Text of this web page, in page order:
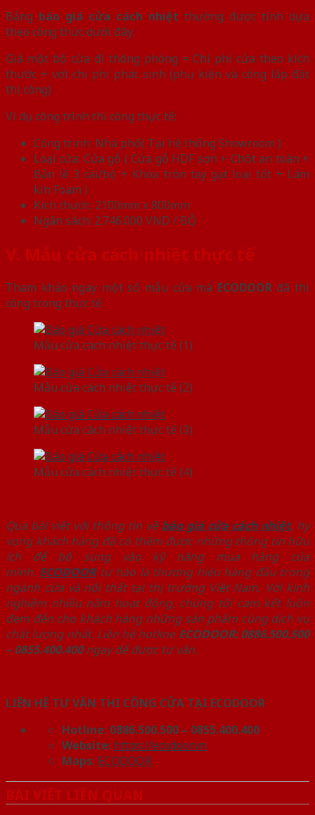
Bảng báo giá cửa cách nhiệt thường được tính dựa
theo công thức dưới đây:
Giá một bộ cửa đi thông phòng = Chi phí cửa theo kích
thước + với chi phí phát sinh (phụ kiện và công lắp đặt
thi công)
Ví dụ công trình thi công thực tế:
Công trình: Nhà phố( Tại hệ thống Showroom )
Loại cửa: Cửa gỗ ( Cửa gỗ HDF sơn + Chốt an toàn +
Bản lề 3 cái/bộ + Khóa tròn tay gạt loại tốt + Làm
kín Foam )
Kích thước: 2100mm x 800mm
Ngân sách: 2.746.000 VND / BỘ
V. Mẫu cửa cách nhiệt thực tế
Tham khảo ngay một số mẫu cửa mà ECODOORđã thi
công trong thực tế:
Mẫu cửa cách nhiệt thực tế (1)
Mẫu cửa cách nhiệt thực tế (2)
Mẫu cửa cách nhiệt thực tế (3)
Mẫu cửa cách nhiệt thực tế (4)
Qua bài viết với thông tin về báo giá cửa cách nhiệt, hy
vọng khách hàng đã có thêm được những thông tin hữu
ích để bổ sung vào kỹ năng mua hàng của
mình. ECODOORtự hào là thương hiệu hàng đầu trong
ngành cửa và nội thất tại thị trường Việt Nam. Với kinh
nghiệm nhiều năm hoạt động, chúng tôi cam kết luôn
đem đến cho khách hàng những sản phẩm cùng dịch vụ
chất lượng nhất. Liên hệ hotline ECODOOR: 0886.500.500
– 0855.400.400ngay để được tư vấn.
LIÊN HỆ TƯ VẤN THI CÔNG CỬA TẠI ECODOOR
Hotline: 0886.500.500 – 0855.400.400
Website: https://ecodoor.vn
Maps: ECODOOR
BÀI VIẾT LIÊN QUAN